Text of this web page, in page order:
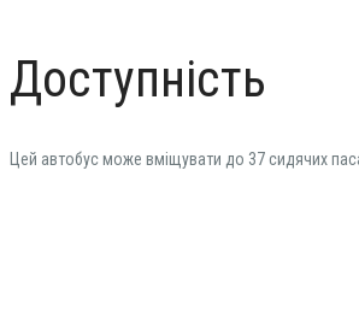
Доступність
Цей автобус може вміщувати до 37 сидячих